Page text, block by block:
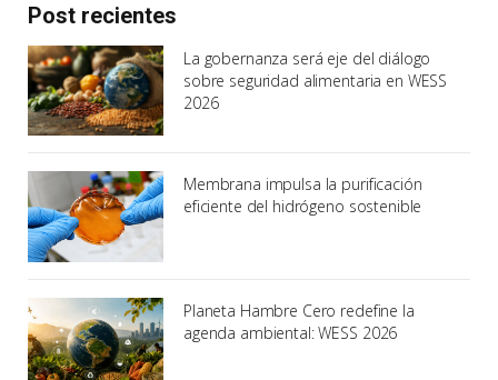
Post recientes
La gobernanza será eje del diálogo
sobre seguridad alimentaria en WESS
2026
Membrana impulsa la purificación
eficiente del hidrógeno sostenible
Planeta Hambre Cero redefine la
agenda ambiental: WESS 2026